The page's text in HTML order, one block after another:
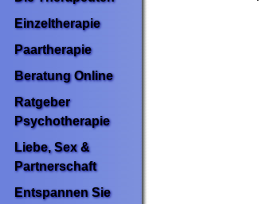
Einzeltherapie
Paartherapie
Beratung Online
Ratgeber
Psychotherapie
Liebe, Sex &
Partnerschaft
Entspannen Sie